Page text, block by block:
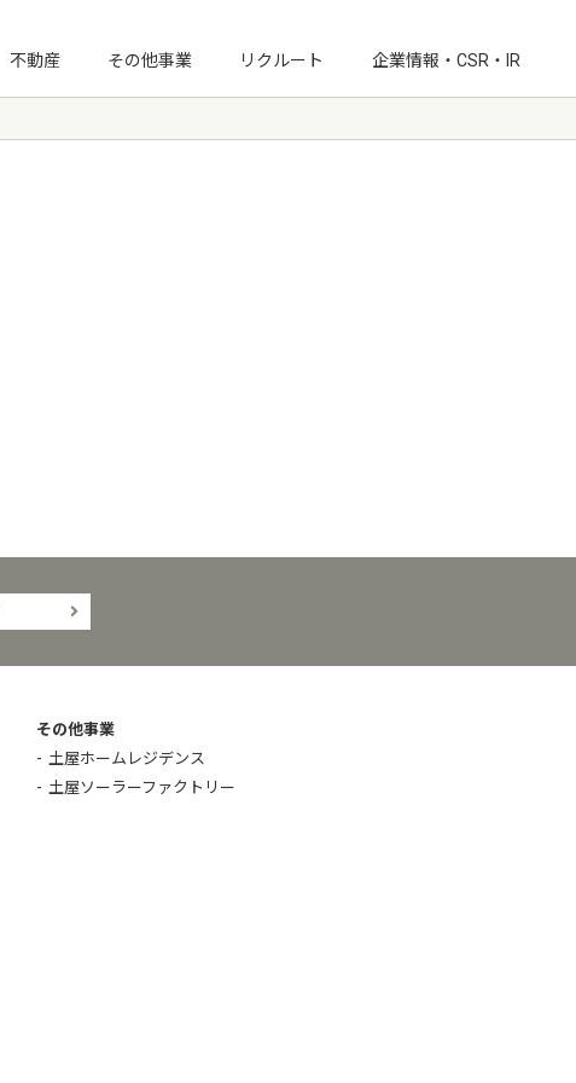
不動産 その他事業 リクルート 企業情報・CSR・IR
その他事業
土屋ホームレジデンス
土屋ソーラーファクトリー